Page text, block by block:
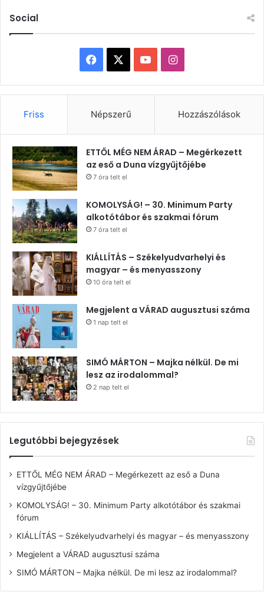
Social
Facebook YouTubeInstagram
Friss Népszerű Hozzászólások
ETTŐL MÉG NEM ÁRAD – Megérkezett
az eső a Duna vízgyűjtőjébe
7 óra telt el
KOMOLYSÁG! – 30. Minimum Party
alkotótábor és szakmai fórum
7 óra telt el
KIÁLLÍTÁS – Székelyudvarhelyi és
magyar – és menyasszony
10 óra telt el
Megjelent a VÁRAD augusztusi száma
1 nap telt el
SIMÓ MÁRTON – Majka nélkül. De mi
lesz az irodalommal?
2 nap telt el
Legutóbbi bejegyzések
ETTŐL MÉG NEM ÁRAD – Megérkezett az eső a Duna
vízgyűjtőjébe
KOMOLYSÁG! – 30. Minimum Party alkotótábor és szakmai
fórum
KIÁLLÍTÁS – Székelyudvarhelyi és magyar – és menyasszony
Megjelent a VÁRAD augusztusi száma
SIMÓ MÁRTON – Majka nélkül. De mi lesz az irodalommal?